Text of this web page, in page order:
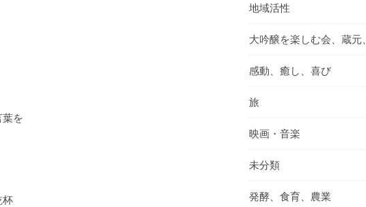
を
杯
地域活性
大吟醸を楽しむ会、蔵元、
感動、癒し、喜び
旅
映画・音楽
未分類
発酵、食育、農業